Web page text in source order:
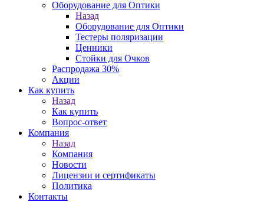
Оборудование для Оптики
Назад
Оборудование для Оптики
Тестеры поляризации
Ценники
Стойки для Очков
Распродажа 30%
Акции
Как купить
Назад
Как купить
Вопрос-ответ
Компания
Назад
Компания
Новости
Лицензии и сертификаты
Политика
Контакты